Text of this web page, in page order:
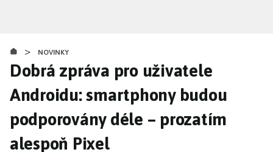
obsahu
> NOVINKY
Dobrá zpráva pro uživatele
Androidu: smartphony budou
podporovány déle – prozatím
alespoň Pixel